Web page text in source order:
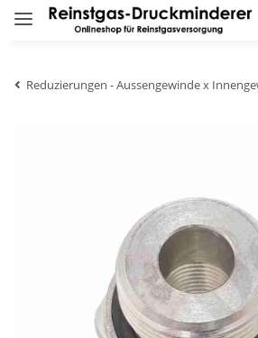
Reduzierungen - Aussengewinde x